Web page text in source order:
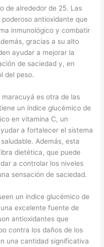
de alrededor de 25. Las
antioxidante que
inmunológico y combatir
gracias a su alto
ayudar a mejorar la
de saciedad y, en
del peso.
maracuyá es otra de las
un índice glucémico de
en vitamina C, un
a fortalecer el sistema
Además, esta
dietética, que puede
a controlar los niveles
sensación de saciedad.
un índice glucémico de
excelente fuente de
antioxidantes que
contra los daños de los
una cantidad significativa